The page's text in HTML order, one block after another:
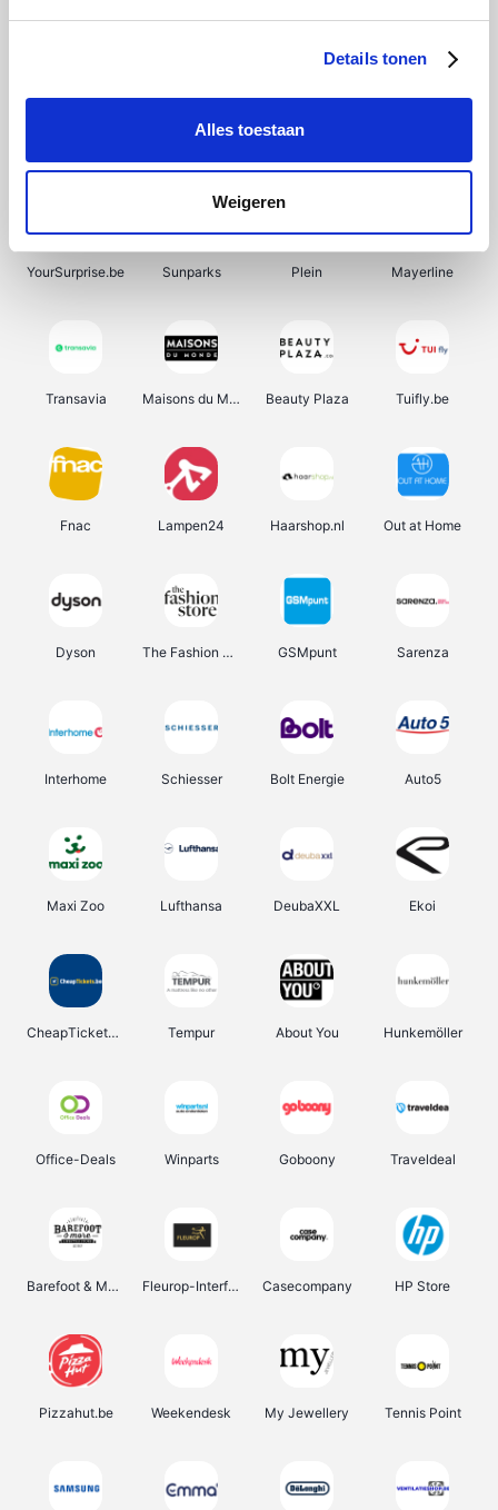
Details tonen
Alles toestaan
Weigeren
SupraBazar Shein Bergfreunde Smartwatchbanden
YourSurprise.be Sunparks Plein Mayerline
Transavia Maisons du Monde Beauty Plaza Tuifly.be
Fnac Lampen24 Haarshop.nl Out at Home
Dyson The Fashion Store GSMpunt Sarenza
Interhome Schiesser Bolt Energie Auto5
Maxi Zoo Lufthansa DeubaXXL Ekoi
CheapTickets.be Tempur About You Hunkemöller
Office-Deals Winparts Goboony Traveldeal
Barefoot & More Fleurop-Interflora Casecompany HP Store
Pizzahut.be Weekendesk My Jewellery Tennis Point